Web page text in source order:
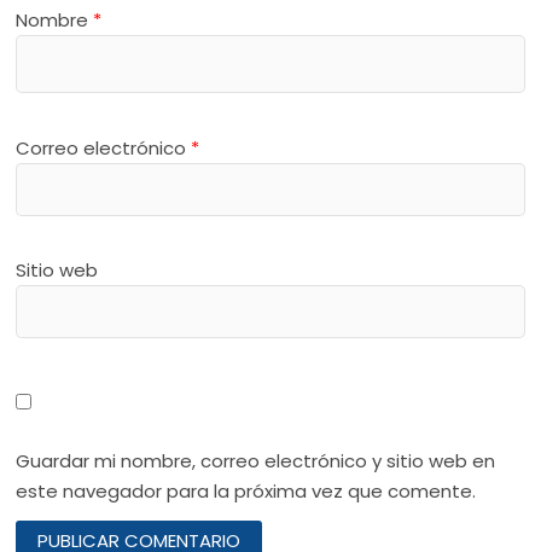
Nombre *
Correo electrónico *
Sitio web
Guardar mi nombre, correo electrónico y sitio web en
este navegador para la próxima vez que comente.